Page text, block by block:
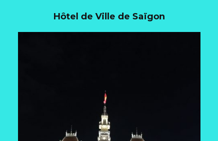
Hôtel de Ville de Saïgon